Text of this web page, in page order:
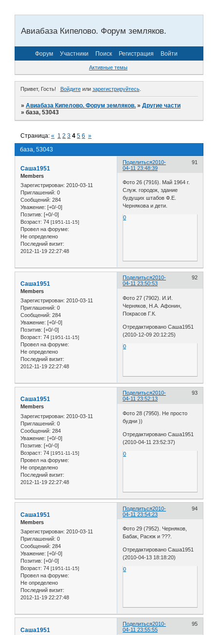
Авиабаза Кипелово. Форум земляков.
Форум Участники Поиск Регистрация Войти
Активные темы
Привет, Гость! Войдитеили зарегистрируйтесь.
»Авиабаза Кипелово. Форум земляков. »Другие части
»база, 53043
база, 53043
Страница:« 1 2 3 4 5 6 »
Поделиться 91
2010-
04-11 23:48:39
Саша1951
Members
Зарегистрирован: 2010-03-11
Приглашений: 0
Сообщений: 284
Уважение: [+0/-0]
Позитив: [+0/-0]
Возраст: 74 [1951-11-15]
Провел на форуме:
Не определено
Последний визит:
2012-11-19 22:27:48
Фото 26 (7916). Май 1964 г.
Служ. городок, здание
будущих штабов Ф.Е.
Чернякова и дети.
0
Поделиться 92
2010-
04-11 23:50:53
Саша1951
Members
Зарегистрирован: 2010-03-11
Приглашений: 0
Сообщений: 284
Уважение: [+0/-0]
Позитив: [+0/-0]
Возраст: 74 [1951-11-15]
Провел на форуме:
Не определено
Последний визит:
2012-11-19 22:27:48
Фото 27 (7902). И.И.
Черняков, Н.А. Афонин,
Покрасов Г.К.
Отредактировано Саша1951
(2010-12-09 20:12:25)
0
Поделиться 93
2010-
04-11 23:52:13
Саша1951
Members
Зарегистрирован: 2010-03-11
Приглашений: 0
Сообщений: 284
Уважение: [+0/-0]
Позитив: [+0/-0]
Возраст: 74 [1951-11-15]
Провел на форуме:
Не определено
Последний визит:
2012-11-19 22:27:48
Фото 28 (7950). Не просто
будни ))
Отредактировано Саша1951
(2010-04-11 23:52:37)
0
Поделиться 94
2010-
04-11 23:54:23
Саша1951
Members
Зарегистрирован: 2010-03-11
Приглашений: 0
Сообщений: 284
Уважение: [+0/-0]
Позитив: [+0/-0]
Возраст: 74 [1951-11-15]
Провел на форуме:
Не определено
Последний визит:
2012-11-19 22:27:48
Фото 29 (7952). Черняков,
Бабак, Расюк и ???.
Отредактировано Саша1951
(2010-04-13 18:18:20)
0
Поделиться 95
2010-
04-11 23:55:55
Саша1951